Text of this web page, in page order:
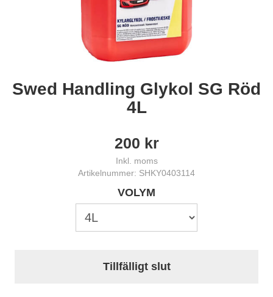
Swed Handling Glykol SG Röd
4L
200 kr
Inkl. moms
Artikelnummer: SHKY0403114
VOLYM
Tillfälligt slut